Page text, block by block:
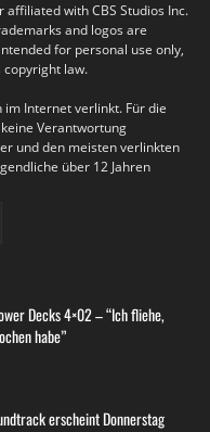
with CBS Studios Inc.
and logos are
for personal use only,
copyright law.
Internet verlinkt. Für die
Verantwortung
und den meisten verlinkten
über 12 Jahren
Decks 4×02 – “Ich fliehe,
habe”
erscheint Donnerstag